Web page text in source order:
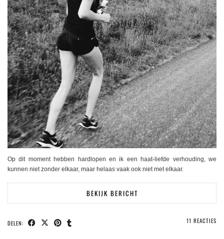
Op dit moment hebben hardlopen en ik een haat-liefde verhouding, we
kunnen niet zonder elkaar, maar helaas vaak ook niet met elkaar.
BEKIJK BERICHT
DELEN: 11 REACTIES